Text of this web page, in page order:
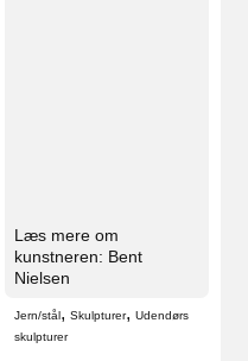
Læs mere om
kunstneren: Bent
Nielsen
Jern/stål, Skulpturer, Udendørs
skulpturer